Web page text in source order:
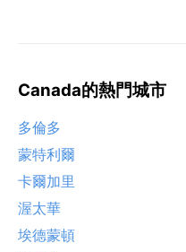
Canada的熱門城市
多倫多
蒙特利爾
卡爾加里
渥太華
埃德蒙頓